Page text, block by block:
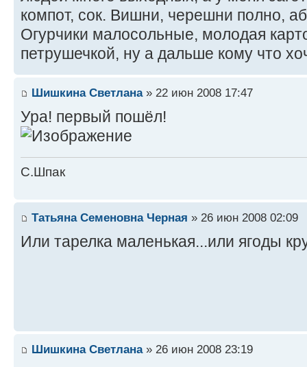
компот, сок. Вишни, черешни полно,
Огурчики малосольные, молодая
петрушечкой, ну а дальше кому что
Шишкина Светлана» 22 июн 2008 17:47
Ура! первый пошёл!
С.Шпак
Татьяна Семеновна Черная » 26 июн 2008 02:09
Или тарелка маленькая...или ягоды
Шишкина Светлана» 26 июн 2008 23:19